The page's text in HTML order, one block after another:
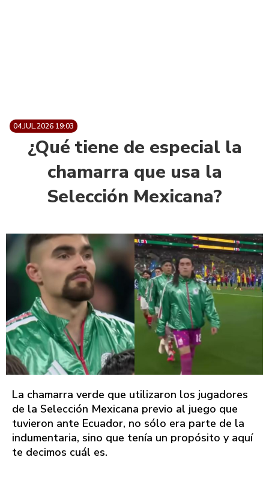
04.JUL.2026 19:03
¿Qué tiene de especial la
chamarra que usa la
Selección Mexicana?
La chamarra verde que utilizaron los jugadores
de la Selección Mexicana previo al juego que
tuvieron ante Ecuador, no sólo era parte de la
indumentaria, sino que tenía un propósito y aquí
te decimos cuál es.